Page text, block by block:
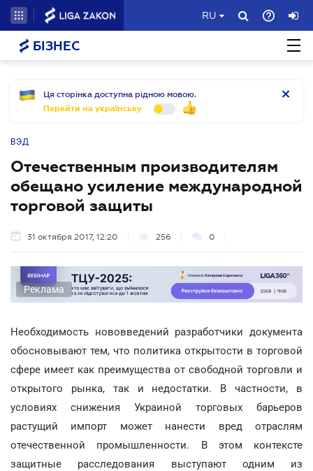
RU
БІЗНЕС
Ця сторінка доступна рідною мовою.
Перейти на українську
ВЭД
Отечественным производителям
обещано усиление международной
торговой защиты
31 октября 2017, 12:20 256 0
Реклама
Необходимость нововведений разработчики документа
обосновывают тем, что политика открытости в торговой
сфере имеет как преимущества от свободной торговли и
открытого рынка, так и недостатки. В частности, в
условиях снижения Украиной торговых барьеров
растущий импорт может нанести вред отраслям
отечественной промышленности. В этом контексте
защитные расследования выступают одним из